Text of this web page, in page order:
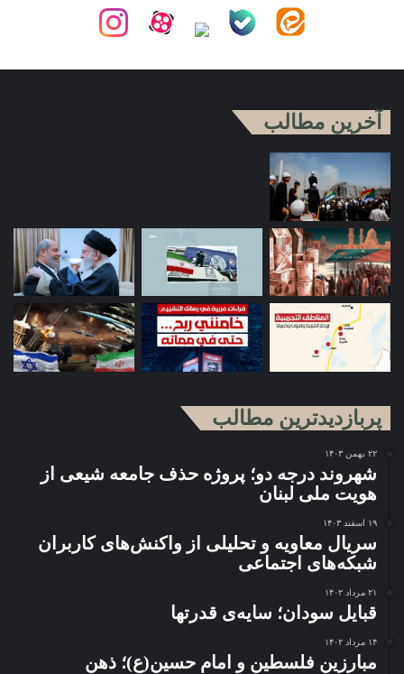
آخرین مطالب
پربازدیدترین مطالب
۲۲ بهمن ۱۴۰۳
شهروند درجه دو؛ پروژه حذف جامعه شیعی از
هویت ملی لبنان
۱۹ اسفند ۱۴۰۳
سریال معاویه و تحلیلی از واکنش‌های کاربران
شبکه‌های اجتماعی
۲۱ مرداد ۱۴۰۲
قبایل سودان؛ سایه‌ی قدرتها
۱۴ مرداد ۱۴۰۲
مبارزین فلسطین و امام حسین(ع)؛ ذهن